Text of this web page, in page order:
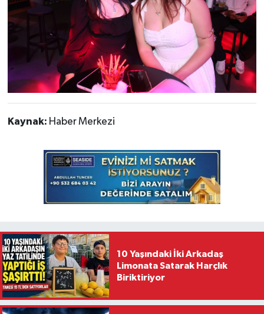
Kaynak: Haber Merkezi
10 Yaşındaki İki Arkadaş
Limonata Satarak Harçlık
Biriktiriyor